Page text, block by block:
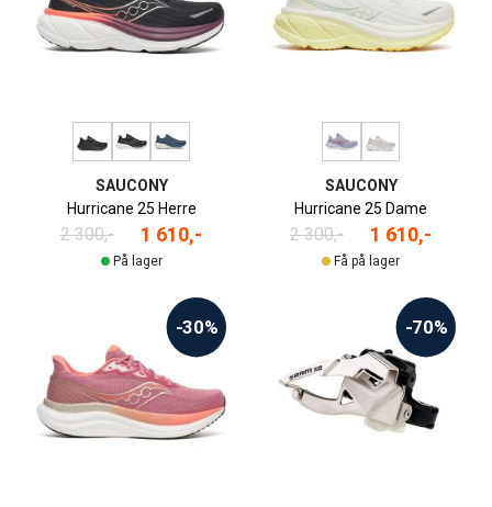
SAUCONY
Hurricane 25 Herre
2 300,- 1 610,-
På lager
SAUCONY
Hurricane 25 Dame
2 300,- 1 610,-
Få på lager
-30% -70%